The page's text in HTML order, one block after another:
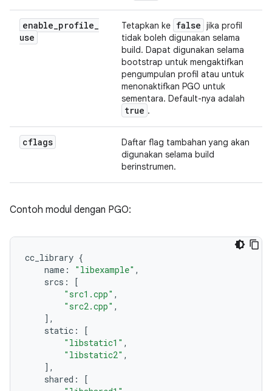
enable_profile_
use
Tetapkan ke false jika profil
tidak boleh digunakan selama
build. Dapat digunakan selama
bootstrap untuk mengaktifkan
pengumpulan profil atau untuk
menonaktifkan PGO untuk
sementara. Default-nya adalah
true .
cflags
Daftar flag tambahan yang akan
digunakan selama build
berinstrumen.
Contoh modul dengan PGO:
cc_library {
name : "libexample" ,
srcs :
[
"src1.cpp" ,
"src2.cpp" ,
],
static :
[
"libstatic1" ,
"libstatic2" ,
],
shared :
[